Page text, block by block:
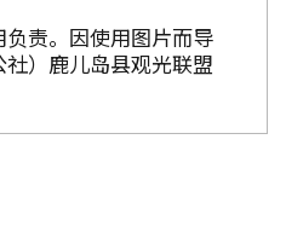
责。因使用图片而导
）鹿儿岛县观光联盟